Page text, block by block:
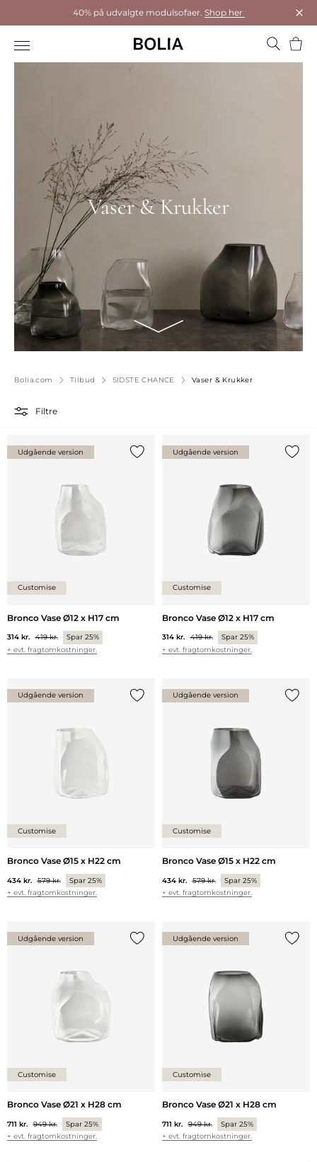
40% på udvalgte modulsofaer. Shop her
Kurv
Vaser & Krukker
Bolia.com Tilbud SIDSTE CHANCE Vaser & Krukker
Filtre
Udgående version
Customise
Bronco Vase Ø12 x H17 cm
314 kr. 419 kr.
Spar 25%
+ evt. fragtomkostninger.
Udgående version
Customise
Bronco Vase Ø12 x H17 cm
314 kr. 419 kr.
Spar 25%
+ evt. fragtomkostninger.
Udgående version
Customise
Bronco Vase Ø15 x H22 cm
434 kr. 579 kr.
Spar 25%
+ evt. fragtomkostninger.
Udgående version
Customise
Bronco Vase Ø15 x H22 cm
434 kr. 579 kr.
Spar 25%
+ evt. fragtomkostninger.
Udgående version
Customise
Bronco Vase Ø21 x H28 cm
711 kr. 949 kr.
Spar 25%
+ evt. fragtomkostninger.
Udgående version
Customise
Bronco Vase Ø21 x H28 cm
711 kr. 949 kr.
Spar 25%
+ evt. fragtomkostninger.